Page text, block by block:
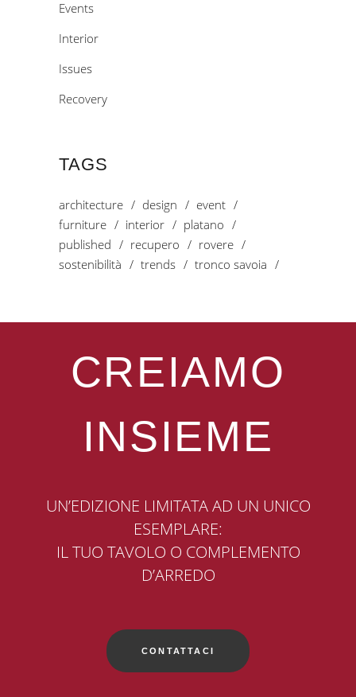
Events
Interior
Issues
Recovery
TAGS
architecture design
event
furniture
interior
platano
published
recupero
rovere
sostenibilità
trends tronco savoia
CREIAMO
INSIEME
UN’EDIZIONE LIMITATA AD UN UNICO
ESEMPLARE:
IL TUO TAVOLO O COMPLEMENTO
D’ARREDO
CONTATTACI